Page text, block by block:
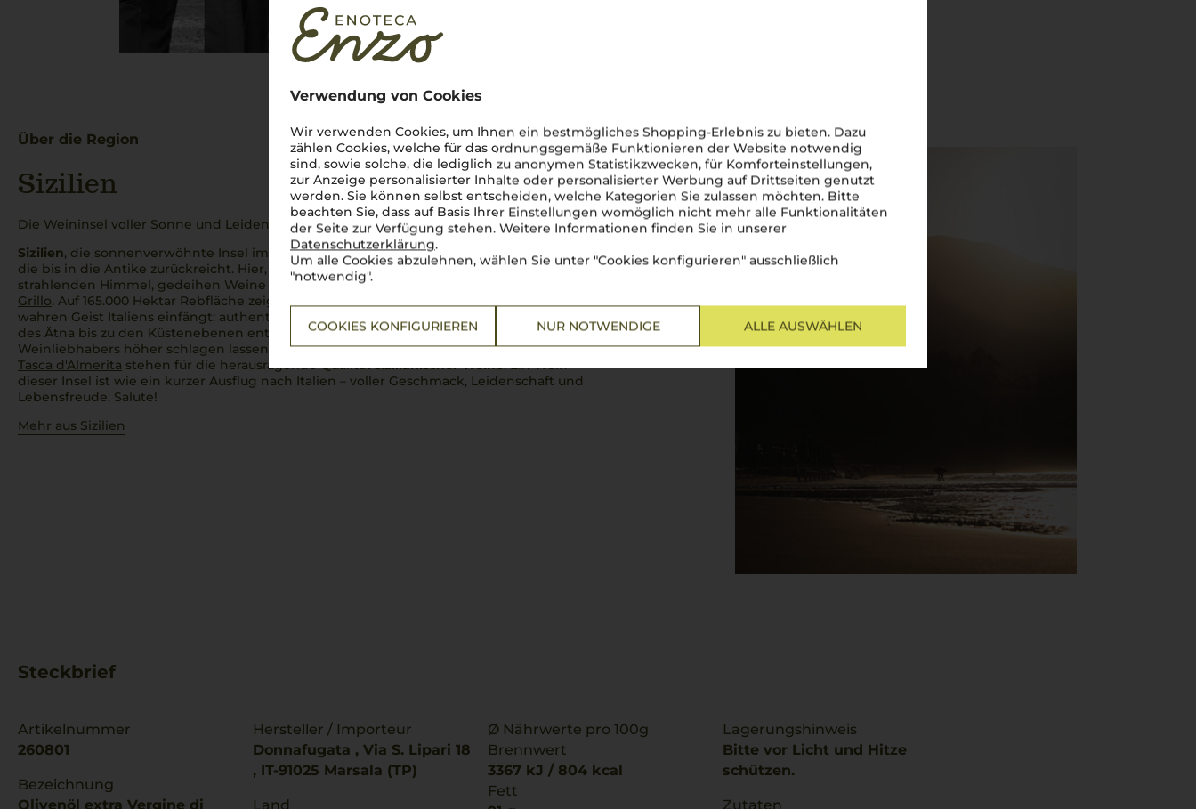
Verwendung von Cookies
Wir verwenden Cookies, um Ihnen ein bestmögliches Shopping-Erlebnis zu bieten. Dazu
zählen Cookies, welche für das ordnungsgemäße Funktionieren der Website notwendig
sind, sowie solche, die lediglich zu anonymen Statistikzwecken, für Komforteinstellungen,
zur Anzeige personalisierter Inhalte oder personalisierter Werbung auf Drittseiten genutzt
werden. Sie können selbst entscheiden, welche Kategorien Sie zulassen möchten. Bitte
beachten Sie, dass auf Basis Ihrer Einstellungen womöglich nicht mehr alle Funktionalitäten
der Seite zur Verfügung stehen. Weitere Informationen finden Sie in unserer
Datenschutzerklärung.
Um alle Cookies abzulehnen, wählen Sie unter "Cookies konfigurieren" ausschließlich
"notwendig".
COOKIES KONFIGURIEREN NUR NOTWENDIGE ALLE AUSWÄHLEN
Über die Region
Sizilien
Die Weininsel voller Sonne und Leidenschaft
Sizilien, die sonnenverwöhnte Insel im Mittelmeer, beeindruckt mit einer Weintradition,
die bis in die Antike zurückreicht. Hier, auf vulkanischen Böden und unter einem
strahlenden Himmel, gedeihen Weine wie der kraftvolle
Grillo. Auf 165.000 Hektar Rebfläche zeigt sich eine beeindruckende Vielfalt, die den
wahren Geist Italiens einfängt: authentisch, vielfältig und voller Energie. Von den Hängen
des Ätna bis zu den Küstenebenen entstehen Weine, die das Herz eines jeden
Weinliebhabers höher schlagen lassen. Große Namen wieDonnafugata,Planetaund
Tasca d'Almerita stehen für die herausragende Qualitätsizilianischer Weine. Ein Wein
dieser Insel ist wie ein kurzer Ausflug nach Italien – voller Geschmack, Leidenschaft und
Lebensfreude. Salute!
Mehr aus Sizilien
Steckbrief
Artikelnummer
260801
Bezeichnung
Olivenöl extra Vergine di
Hersteller / Importeur
Donnafugata , Via S. Lipari 18
, IT-91025 Marsala (TP)
Land
Ø Nährwerte pro 100g
Brennwert
3367 kJ / 804 kcal
Fett
Lagerungshinweis
Bitte vor Licht und Hitze
schützen.
Zutaten